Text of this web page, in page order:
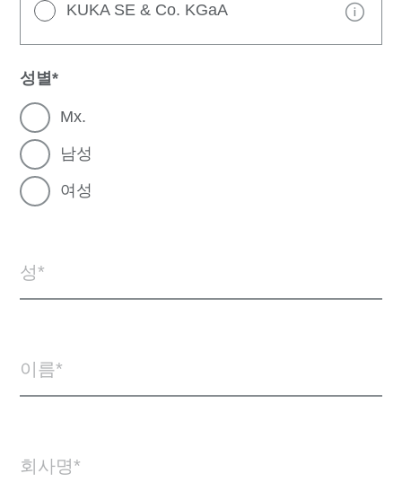
KUKA SE & Co. KGaA
성별
Mx.
남성
여성
성
이름
회사명